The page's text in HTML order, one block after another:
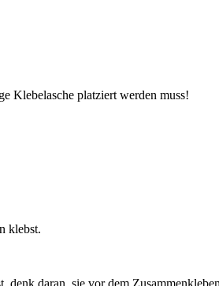
Klebelasche platziert werden muss!
klebst.